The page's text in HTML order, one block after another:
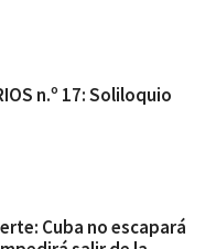
n.º 17: Soliloquio
Cuba no escapará